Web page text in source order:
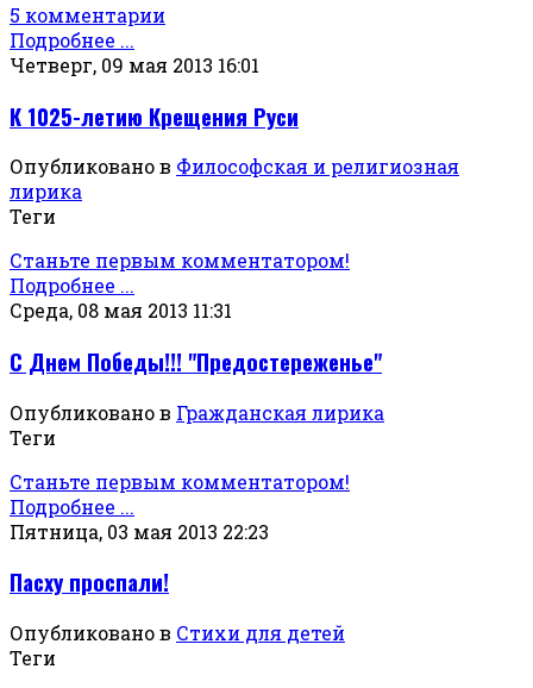
5 комментарии
Подробнее ...
Четверг, 09 мая 2013 16:01
К 1025-летию Крещения Руси
Опубликовано в Философская и религиозная
лирика
Теги
Станьте первым комментатором!
Подробнее ...
Среда, 08 мая 2013 11:31
С Днем Победы!!! "Предостереженье"
Опубликовано в Гражданская лирика
Теги
Станьте первым комментатором!
Подробнее ...
Пятница, 03 мая 2013 22:23
Пасху проспали!
Опубликовано в Стихи для детей
Теги